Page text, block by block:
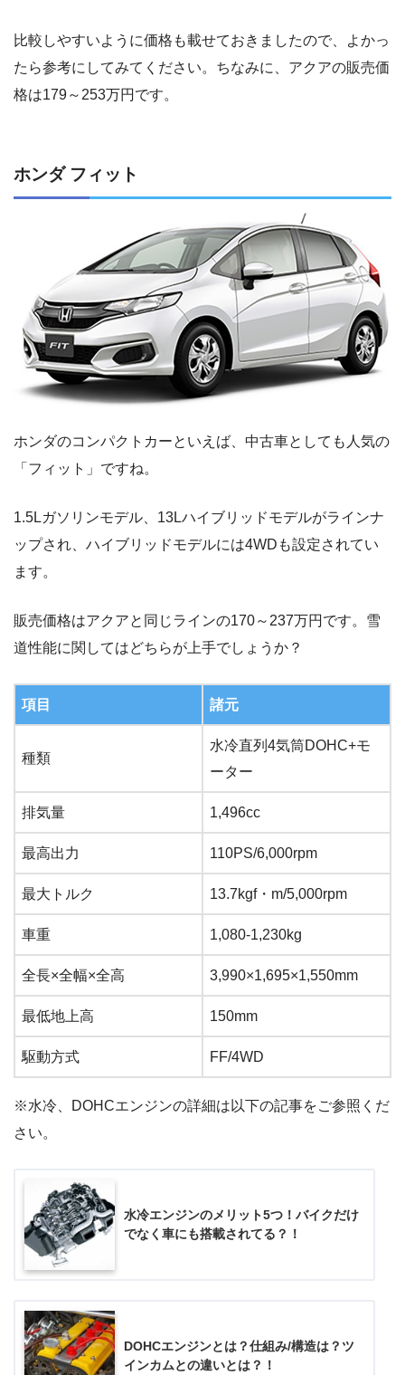
比較しやすいように価格も載せておきましたので、よかっ
たら参考にしてみてください。ちなみに、アクアの販売価
格は179～253万円です。
ホンダ フィット
ホンダのコンパクトカーといえば、中古車としても人気の
「フィット」ですね。
1.5Lガソリンモデル、13Lハイブリッドモデルがラインナ
ップされ、ハイブリッドモデルには4WDも設定されてい
ます。
販売価格はアクアと同じラインの170～237万円です。雪
道性能に関してはどちらが上手でしょうか？
項目 諸元
種類
水冷直列4気筒DOHC+モ
ーター
排気量 1,496cc
最高出力 110PS/6,000rpm
最大トルク 13.7kgf・m/5,000rpm
車重 1,080-1,230kg
全長×全幅×全高 3,990×1,695×1,550mm
最低地上高 150mm
駆動方式 FF/4WD
※水冷、DOHCエンジンの詳細は以下の記事をご参照くだ
さい。
水冷エンジンのメリット5つ！バイクだけ
でなく車にも搭載されてる？！
DOHCエンジンとは？仕組み/構造は？ツ
インカムとの違いとは？！